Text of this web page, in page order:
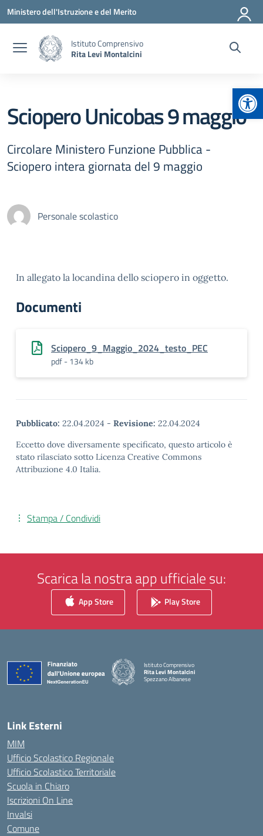
Vai ai contenuti
Vai al menu di navigazione
Vai al footer
Ministero dell'Istruzione e del Merito
Istituto Comprensivo
Rita Levi Montalcini
Sciopero Unicobas 9 maggio
Circolare Ministero Funzione Pubblica -
Sciopero intera giornata del 9 maggio
Personale scolastico
In allegato la locandina dello sciopero in oggetto.
Documenti
Sciopero_9_Maggio_2024_testo_PEC
pdf - 134 kb
Pubblicato: 22.04.2024 - Revisione: 22.04.2024
Eccetto dove diversamente specificato, questo articolo è
stato rilasciato sotto Licenza Creative Commons
Attribuzione 4.0 Italia.
Stampa / Condividi
Scarica la nostra app ufficiale su:
App Store Play Store
Istituto Comprensivo
Rita Levi Montalcini
Spezzano Albanese
— Visita la pagina iniziale della scuola
Link Esterni
MIM
Ufficio Scolastico Regionale
Ufficio Scolastico Territoriale
Scuola in Chiaro
Iscrizioni On Line
Invalsi
Comune